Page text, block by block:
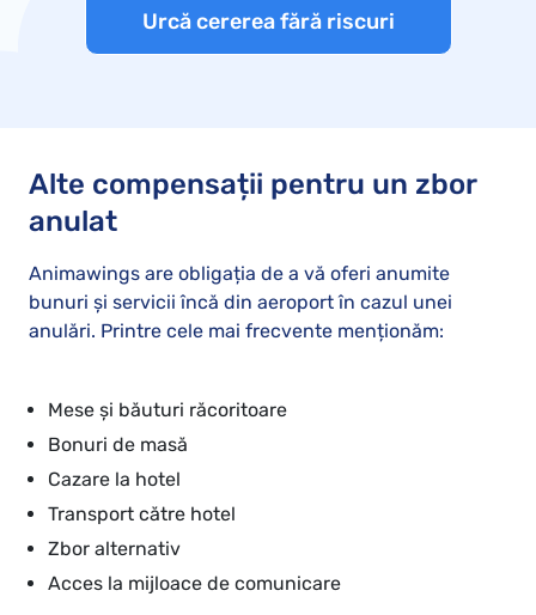
Urcă cererea fără riscuri
Alte compensații pentru un zbor
anulat
Animawings are obligația de a vă oferi anumite
bunuri și servicii încă din aeroport în cazul unei
anulări. Printre cele mai frecvente menționăm:
Mese și băuturi răcoritoare
Bonuri de masă
Cazare la hotel
Transport către hotel
Zbor alternativ
Acces la mijloace de comunicare